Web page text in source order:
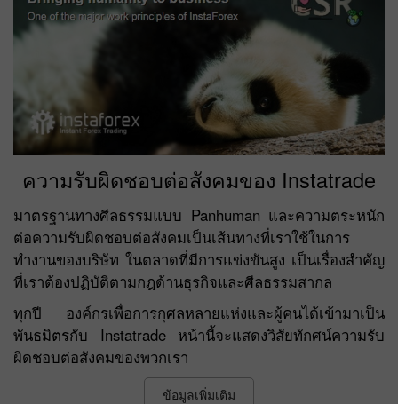
ความรับผิดชอบต่อสังคมของ Instatrade
มาตรฐานทางศีลธรรมแบบ Panhuman และความตระหนัก
ต่อความรับผิดชอบต่อสังคมเป็นเส้นทางที่เราใช้ในการ
ทำงานของบริษัท ในตลาดที่มีการแข่งขันสูง เป็นเรื่องสำคัญ
ที่เราต้องปฏิบัติตามกฎด้านธุรกิจและศีลธรรมสากล
ทุกปี องค์กรเพื่อการกุศลหลายแห่งและผู้คนได้เข้ามาเป็น
พันธมิตรกับ Instatrade หน้านี้จะแสดงวิสัยทักศน์ความรับ
ผิดชอบต่อสังคมของพวกเรา
ข้อมูลเพิ่มเติม